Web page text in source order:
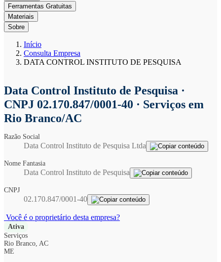
Ferramentas Gratuitas
Materiais
Sobre
Início
Consulta Empresa
DATA CONTROL INSTITUTO DE PESQUISA
Data Control Instituto de Pesquisa ·
CNPJ 02.170.847/0001-40 · Serviços em
Rio Branco/AC
Razão Social
Data Control Instituto de Pesquisa Ltda
Nome Fantasia
Data Control Instituto de Pesquisa
CNPJ
02.170.847/0001-40
Você é o proprietário desta empresa?
Ativa
Serviços
Rio Branco, AC
ME